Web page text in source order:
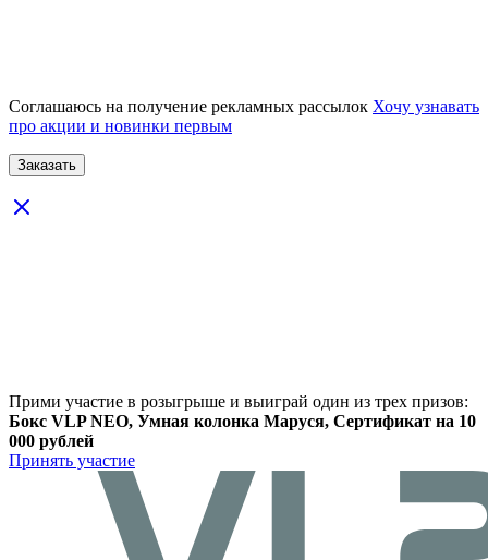
Соглашаюсь на получение рекламных рассылок Хочу узнавать
про акции и новинки первым
Прими участие в розыгрыше и выиграй один из трех призов:
Бокс VLP NEO, Умная колонка Маруся, Сертификат на 10
000 рублей
Принять участие